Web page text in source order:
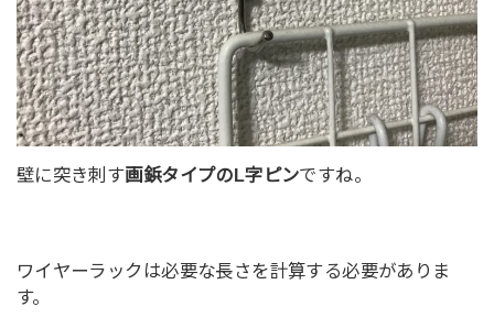
壁に突き刺す画鋲タイプのL字ピンですね。
ワイヤーラックは必要な長さを計算する必要がありま
す。